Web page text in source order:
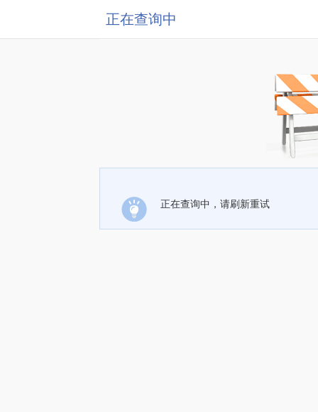
正在查询中
正在查询中，请刷新重试